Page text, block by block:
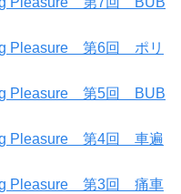
Pleasure 第6回 ポリ
Pleasure 第5回 BUB
Pleasure 第4回 車遍
Pleasure 第3回 痛車